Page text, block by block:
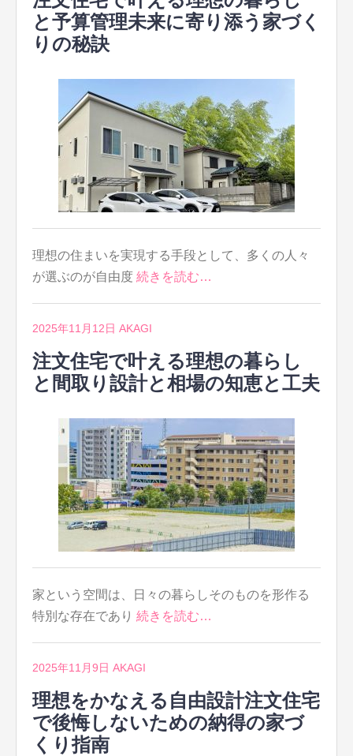
と予算管理未来に寄り添う家づく
りの秘訣
理想の住まいを実現する手段として、多くの人々
が選ぶのが自由度 続きを読む…
2025年11月12日 AKAGI
注文住宅で叶える理想の暮らし
と間取り設計と相場の知恵と工夫
家という空間は、日々の暮らしそのものを形作る
特別な存在であり 続きを読む…
2025年11月9日 AKAGI
理想をかなえる自由設計注文住宅
で後悔しないための納得の家づ
くり指南